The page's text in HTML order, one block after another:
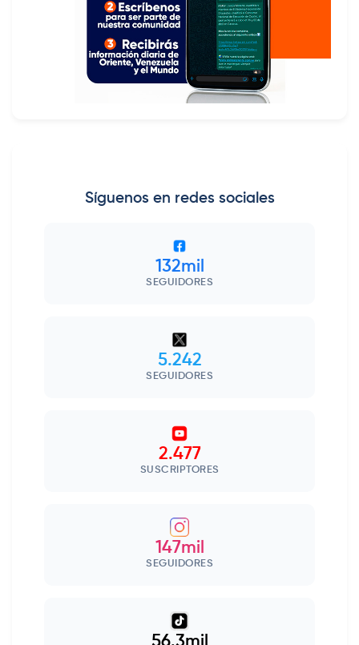
Síguenos en redes sociales
132mil
SEGUIDORES
5.242
SEGUIDORES
2.477
SUSCRIPTORES
147mil
SEGUIDORES